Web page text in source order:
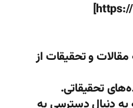
– **آدرس:** [https://core.ac.uk]
و تحقیقات از
تحقیقاتی.